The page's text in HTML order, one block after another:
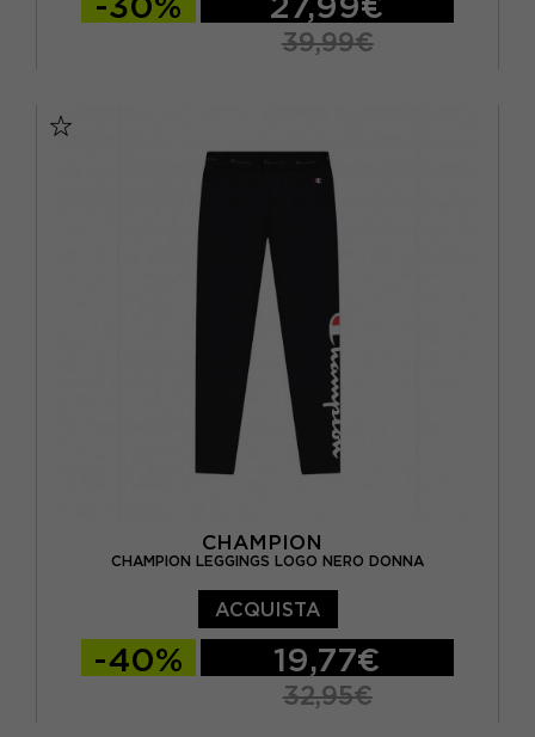
39,99€
CHAMPION
CHAMPION LEGGINGS LOGO NERO DONNA
ACQUISTA
-40% 19,77€
32,95€